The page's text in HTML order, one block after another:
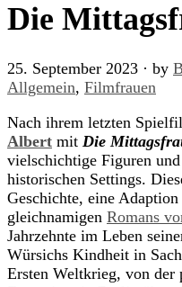
Die
25. September 2023 · by
Allgemein, Filmfrauen
Nach ihrem letzten
Albert mit Die
vielschichtige Figuren
historischen Settings.
Geschichte, eine
gleichnamigen Romans
Jahrzehnte im Leben
Würsichs Kindheit in
Ersten Weltkrieg, von der